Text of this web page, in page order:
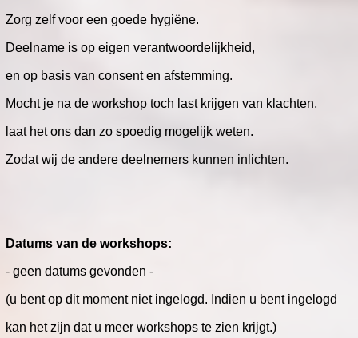
Zorg zelf voor een goede hygiëne.
Deelname is op eigen verantwoordelijkheid,
en op basis van consent en afstemming.
Mocht je na de workshop toch last krijgen van klachten,
laat het ons dan zo spoedig mogelijk weten.
Zodat wij de andere deelnemers kunnen inlichten.
Datums van de workshops:
- geen datums gevonden -
(u bent op dit moment niet ingelogd. Indien u bent ingelogd
kan het zijn dat u meer workshops te zien krijgt.)